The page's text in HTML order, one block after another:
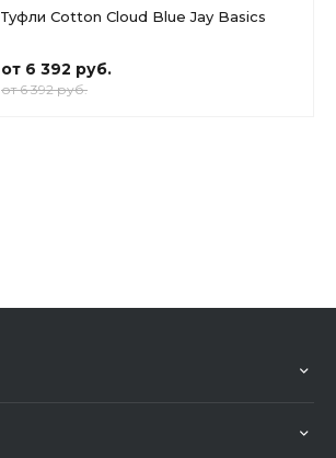
Туфли Cotton Cloud Blue Jay Basics
от 6 392 руб.
от 6 392 руб.